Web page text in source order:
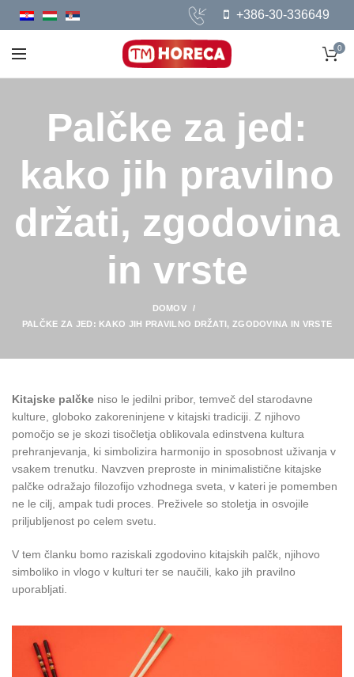
+386-30-336649
0
Palčke za jed:
kako jih pravilno
držati, zgodovina
in vrste
DOMOV
PALČKE ZA JED: KAKO JIH PRAVILNO DRŽATI, ZGODOVINA IN VRSTE
Kitajske palčke niso le jedilni pribor, temveč del starodavne
kulture, globoko zakoreninjene v kitajski tradiciji. Z njihovo
pomočjo se je skozi tisočletja oblikovala edinstvena kultura
prehranjevanja, ki simbolizira harmonijo in sposobnost uživanja v
vsakem trenutku. Navzven preproste in minimalistične kitajske
palčke odražajo filozofijo vzhodnega sveta, v kateri je pomemben
ne le cilj, ampak tudi proces. Preživele so stoletja in osvojile
priljubljenost po celem svetu.
V tem članku bomo raziskali zgodovino kitajskih palčk, njihovo
simboliko in vlogo v kulturi ter se naučili, kako jih pravilno
uporabljati.